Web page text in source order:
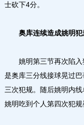
士砍下4分。
奥库连续造成姚明
姚明第三节再次陷入
是奥库三分线接球晃过
三次犯规。随后姚明内
姚明吃到个人第四次犯规